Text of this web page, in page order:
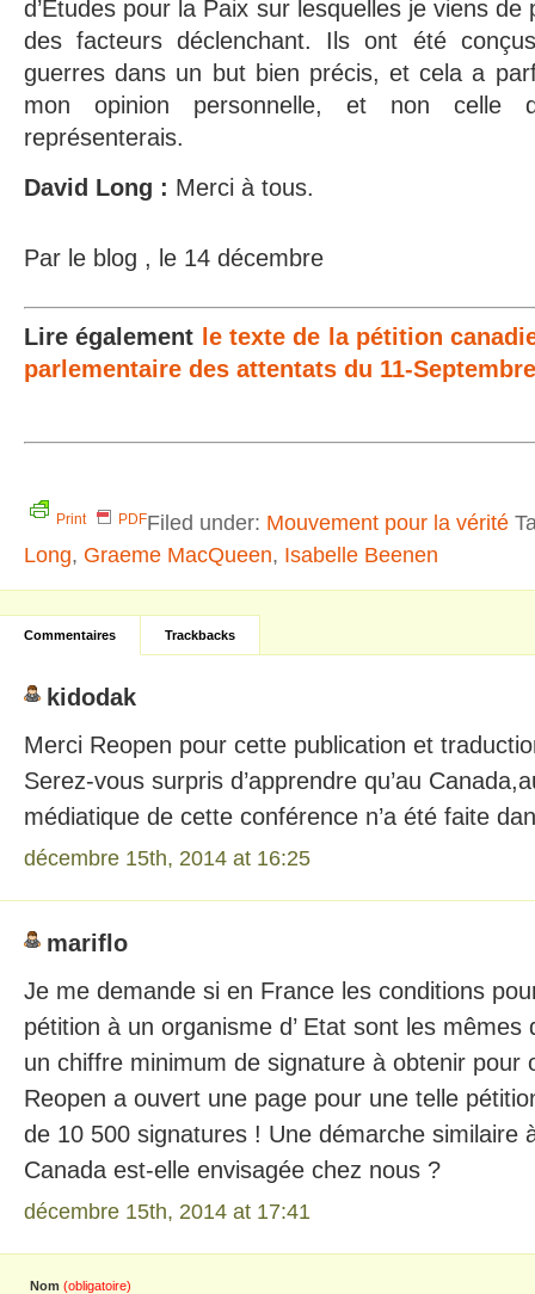
d’Études pour la Paix sur lesquelles je viens
des facteurs déclenchant. Ils ont été
guerres dans un but bien précis, et cela a
mon opinion personnelle, et non celle
représenterais.
David Long : Merci à tous.
Par le blog , le 14 décembre
Lire également le texte de la pétition
parlementaire des attentats du 11-Septembre
Print PDFFiled under: Mouvement pour la vérité
Long, Graeme MacQueen, Isabelle Beenen
Commentaires Trackbacks
kidodak
Merci Reopen pour cette publication et
Serez-vous surpris d’apprendre qu’au
médiatique de cette conférence n’a été faite
décembre 15th, 2014 at 16:25
mariflo
Je me demande si en France les conditions
pétition à un organisme d’ Etat sont les mêmes
un chiffre minimum de signature à obtenir pour
Reopen a ouvert une page pour une telle
de 10 500 signatures ! Une démarche similaire
Canada est-elle envisagée chez nous ?
décembre 15th, 2014 at 17:41
Nom (obligatoire)